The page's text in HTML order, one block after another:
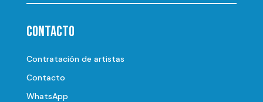
Contacto
Contratación de artistas
Contacto
WhatsApp